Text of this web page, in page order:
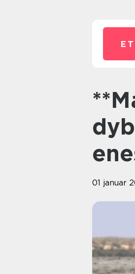
**Madagaskar rejse: En
01 januar